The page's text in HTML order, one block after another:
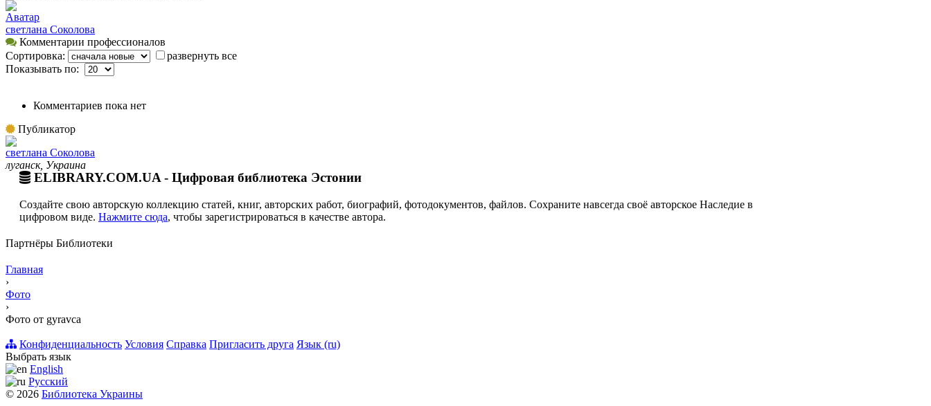
Аватар
cветлана Соколова
Комментарии профессионалов
Сортировка:
развернуть все
Показывать по:
Комментариев пока нет
Публикатор
cветлана Соколова
луганск, Украина
ELIBRARY.COM.UA - Цифровая библиотека Эстонии
Создайте свою авторскую коллекцию статей, книг, авторских работ, биографий, фотодокументов, файлов. Сохраните навсегда своё авторское Наследие в
цифровом виде. Нажмите сюда, чтобы зарегистрироваться в качестве автора.
Партнёры Библиотеки
Главная
›
Фото
›
Фото от gyravca
Конфиденциальность Условия Справка Пригласить друга Язык (ru)
Выбрать язык
English
Русский
© 2026 Библиотека Украины